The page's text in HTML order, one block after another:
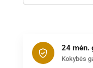
24 mėn.
Kokybės